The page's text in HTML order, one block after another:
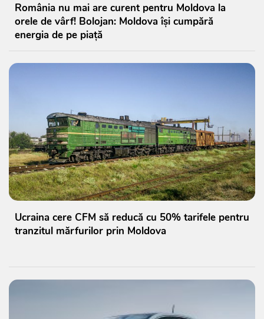
România nu mai are curent pentru Moldova la
orele de vârf! Bolojan: Moldova își cumpără
energia de pe piață
Ucraina cere CFM să reducă cu 50% tarifele pentru
tranzitul mărfurilor prin Moldova